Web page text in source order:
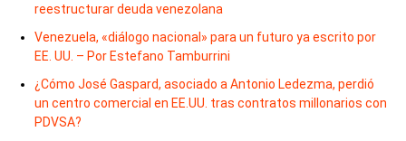
reestructurar deuda venezolana
Venezuela, «diálogo nacional» para un futuro ya escrito por
EE. UU. – Por Estefano Tamburrini
¿Cómo José Gaspard, asociado a Antonio Ledezma, perdió
un centro comercial en EE.UU. tras contratos millonarios con
PDVSA?